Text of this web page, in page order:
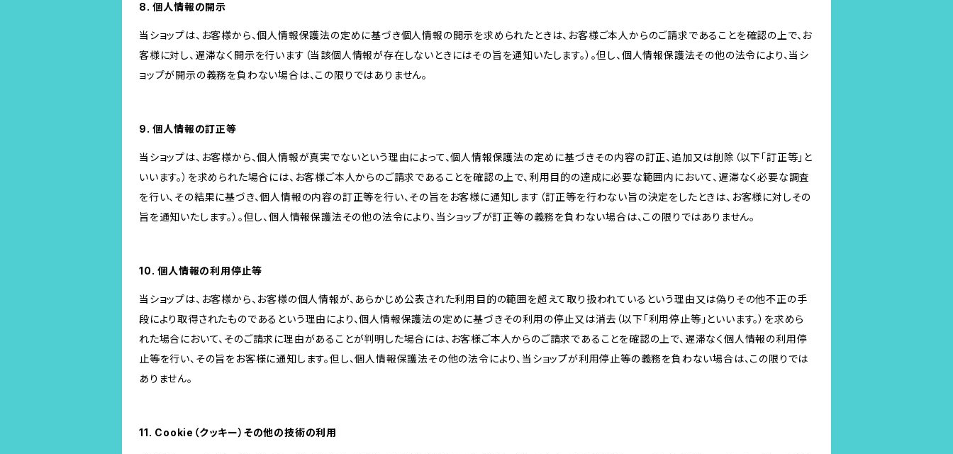
8. 個人情報の開示
当ショップは、お客様から、個人情報保護法の定めに基づき個人情報の開示を求められたときは、お客様ご本人からのご請求であることを確認の上で、お
客様に対し、遅滞なく開示を行います（当該個人情報が存在しないときにはその旨を通知いたします。）。但し、個人情報保護法その他の法令により、当シ
ョップが開示の義務を負わない場合は、この限りではありません。
9. 個人情報の訂正等
当ショップは、お客様から、個人情報が真実でないという理由によって、個人情報保護法の定めに基づきその内容の訂正、追加又は削除（以下「訂正等」と
いいます。）を求められた場合には、お客様ご本人からのご請求であることを確認の上で、利用目的の達成に必要な範囲内において、遅滞なく必要な調査
を行い、その結果に基づき、個人情報の内容の訂正等を行い、その旨をお客様に通知します（訂正等を行わない旨の決定をしたときは、お客様に対しその
旨を通知いたします。）。但し、個人情報保護法その他の法令により、当ショップが訂正等の義務を負わない場合は、この限りではありません。
10. 個人情報の利用停止等
当ショップは、お客様から、お客様の個人情報が、あらかじめ公表された利用目的の範囲を超えて取り扱われているという理由又は偽りその他不正の手
段により取得されたものであるという理由により、個人情報保護法の定めに基づきその利用の停止又は消去（以下「利用停止等」といいます。）を求めら
れた場合において、そのご請求に理由があることが判明した場合には、お客様ご本人からのご請求であることを確認の上で、遅滞なく個人情報の利用停
止等を行い、その旨をお客様に通知します。但し、個人情報保護法その他の法令により、当ショップが利用停止等の義務を負わない場合は、この限りでは
ありません。
11. Cookie（クッキー）その他の技術の利用